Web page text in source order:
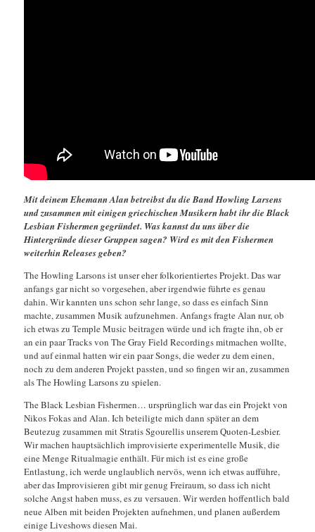
Mit deinem Ehemann Alan betreibst du die Band Howling Larsens
und zusammen mit einigen griechischen Musikern habt ihr die Black
Lesbian Fishermen gegründet. Was kannst du uns über die
Hintergründe dieser Gruppen sagen? Wird es mit den Fishermen
weiterhin Releases geben?
The Howling Larsons ist unser eher folkorientiertes Projekt. Das war
anfangs gar nicht so vorgesehen, aber irgendwie führte es genau
dahin. Wir kannten uns schon sehr lange, so dass es einfach Sinn
machte, zusammen Musik aufzunehmen. Anfangs fragte Alan nur, ob
ich etwas zu Temple Music beitragen würde und ich fragte ihn, ob er
an ein paar Tracks von The Gray Field Recordings mitmachen wollte,
und auf einmal hatten wir ein paar Songs, die weder zu dem einen,
noch zu dem anderen Projekt passten, und so fingen wir an, zusammen
als The Howling Larsons zu spielen.
The Black Lesbian Fishermen… ursprünglich war das ein Projekt von
Nikos Fokas and Alan. Ich beteiligte mich dann später an dem
Beutezug zusammen mit Stratis Sgourellis unserem Quoten-Lesbier.
Wir machen hauptsächlich improvisierte experimentelle Musik, die
eine Menge Ritualmagie enthält. Für mich ist es eine große
Entlastung, ich werde unglaublich nervös, wenn ich etwas aufführe,
aber das Improvisieren gibt mir genug Freiraum, so dass ich nicht
solche Angst haben muss, es zu versauen. Wir werden hoffentlich bald
neue Alben mit beiden Projekten aufnehmen, und planen außerdem
einige Liveshows diesen Mai.